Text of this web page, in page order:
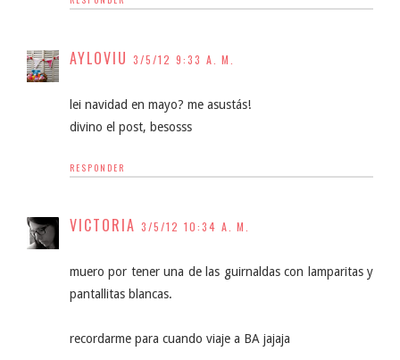
AYLOVIU 3/5/12 9:33 A. M.
lei navidad en mayo? me asustás!
divino el post, besosss
RESPONDER
VICTORIA 3/5/12 10:34 A. M.
muero por tener una de las guirnaldas con lamparitas y
pantallitas blancas.
recordarme para cuando viaje a BA jajaja